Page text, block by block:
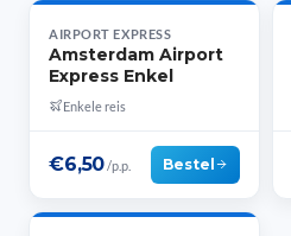
AIRPORT EXPRESS
Amsterdam Airport
Express Enkel
Enkele reis
€6,50/p.p. Bestel